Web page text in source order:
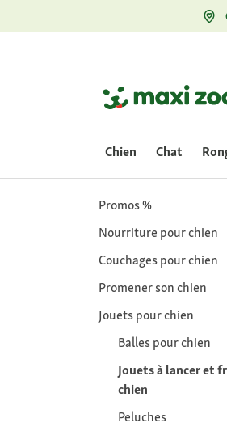
Chien Chat
Promos %
Nourriture pour chien
Couchages pour chien
Promener son chien
Jouets pour chien
Balles pour chien
Jouets à lancer et
chien
Peluches